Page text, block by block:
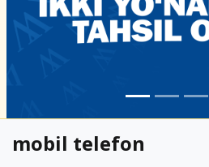
mobil telefon